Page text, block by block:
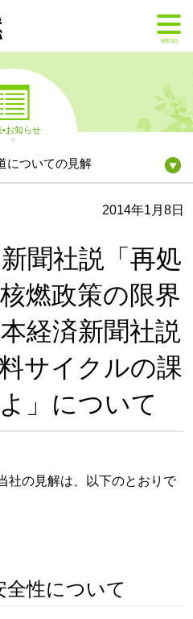
MENU
•お知らせ
についての見解
2014年1月8日
聞社説「再処
燃政策の限界
経済新聞社説
サイクルの課
」について
社の見解は、以下のとおりで
全性について